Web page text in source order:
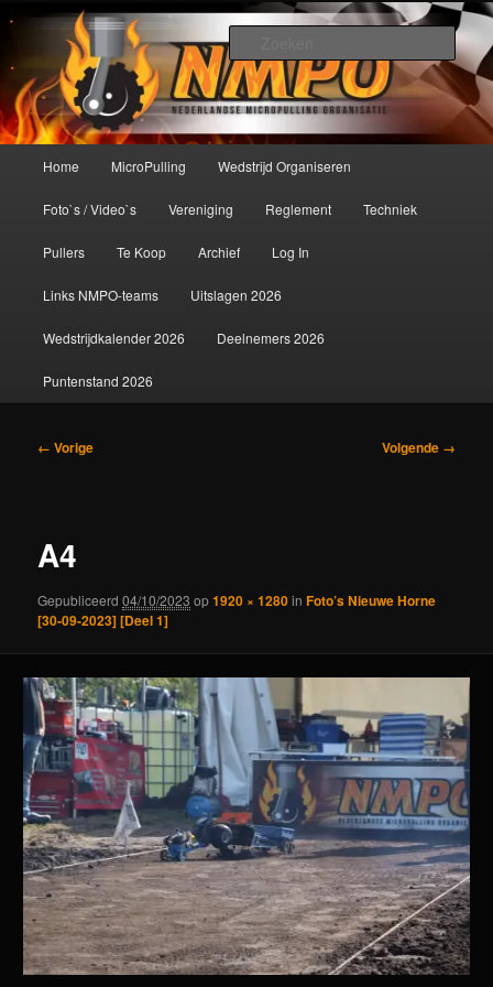
primaire
inhoudNederlandse MicroPulling
Organisatie
De meest krachtige modelbouwsport ter wereld!
Home MicroPulling Wedstrijd Organiseren
Foto`s / Video`s Vereniging Reglement Techniek
Pullers Te Koop Archief Log In
Links NMPO-teams Uitslagen 2026
Wedstrijdkalender 2026 Deelnemers 2026
Puntenstand 2026
Afbeeldingsnavigatie
← Vorige Volgende →
A4
Gepubliceerd04/10/2023 op1920 × 1280inFoto’s Nieuwe Horne
[30-09-2023] [Deel 1]